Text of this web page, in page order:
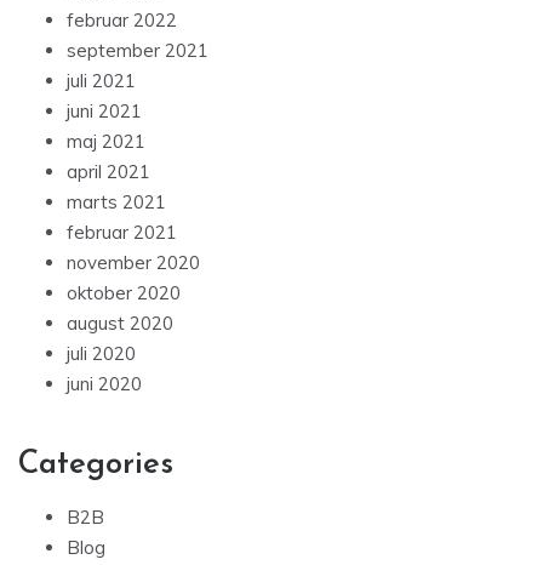
februar 2022
september 2021
juli 2021
juni 2021
maj 2021
april 2021
marts 2021
februar 2021
november 2020
oktober 2020
august 2020
juli 2020
juni 2020
Categories
B2B
Blog